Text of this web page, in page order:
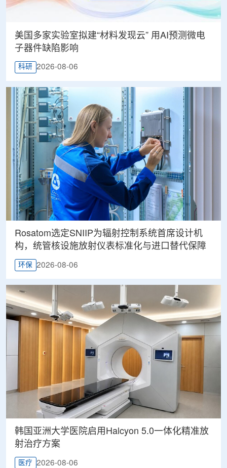
美国多家实验室拟建“材料发现云” 用AI预测微电
子器件缺陷影响
科研 2026-08-06
Rosatom选定SNIIP为辐射控制系统首席设计机
构，统管核设施放射仪表标准化与进口替代保障
环保 2026-08-06
韩国亚洲大学医院启用Halcyon 5.0一体化精准放
射治疗方案
医疗 2026-08-06